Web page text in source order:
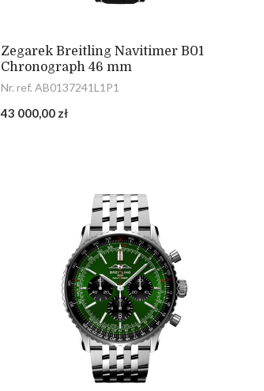
Zegarek Breitling Navitimer B01
Chronograph 46 mm
Nr. ref. AB0137241L1P1
43 000,00 zł